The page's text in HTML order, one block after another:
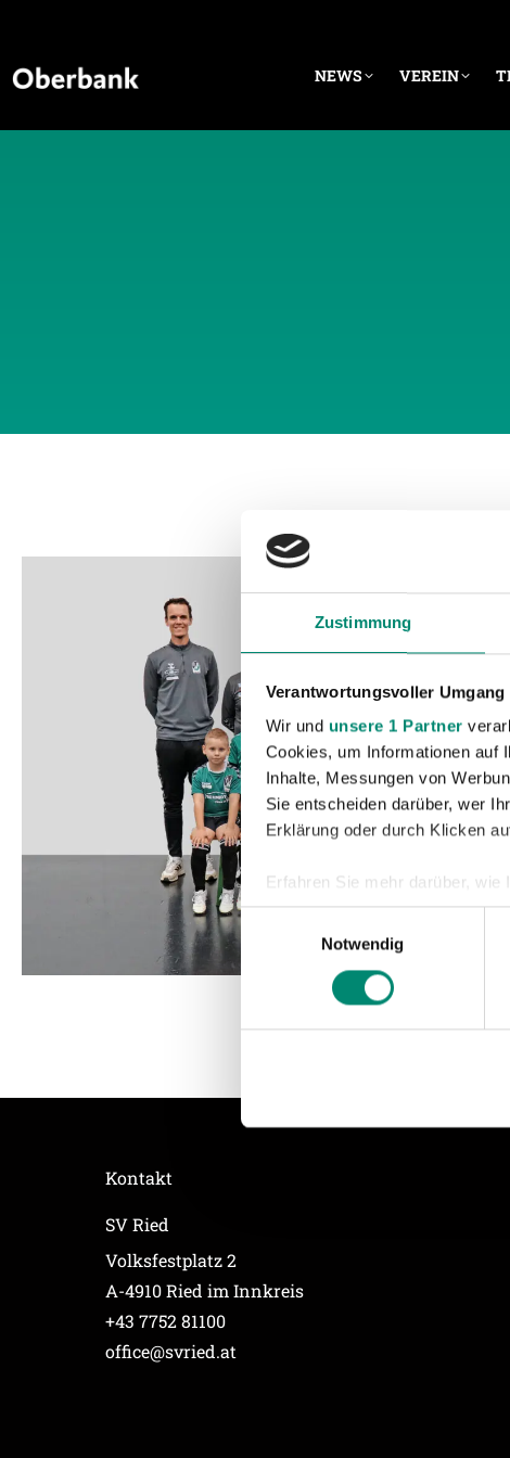
Zustimmung
Verantwortungsvoller Umgang
Wir und unsere 1 Partner
Cookies, um Informationen auf
Inhalte, Messungen von
Sie entscheiden darüber, wer
Erklärung oder durch Klicken
Erfahren Sie mehr darüber,
Einzelheitenfest.
und die Zugriffe auf unsere
Einwilligungsauswahl
Notwendig
NEWS VEREIN
Kontakt
SV Ried
Volksfestplatz 2
A-4910 Ried im Innkreis
+43 7752 81100
office@svried.at